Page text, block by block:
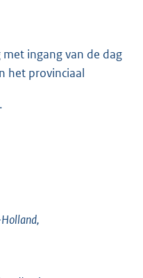
ingang van de dag
het provinciaal